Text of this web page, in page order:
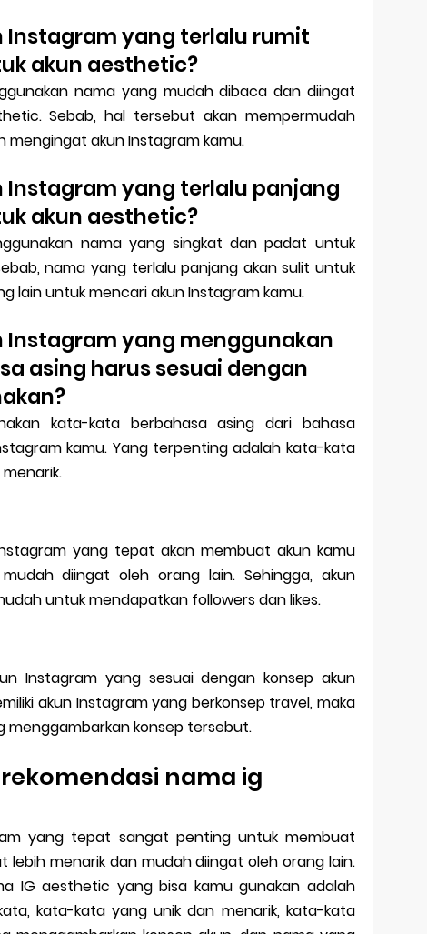
Instagram yang terlalu rumit
akun aesthetic?
nama yang mudah dibaca dan diingat
Sebab, hal tersebut akan mempermudah
mengingat akun Instagram kamu.
Instagram yang terlalu panjang
akun aesthetic?
nama yang singkat dan padat untuk
nama yang terlalu panjang akan sulit untuk
lain untuk mencari akun Instagram kamu.
Instagram yang menggunakan
asing harus sesuai dengan
kata-kata berbahasa asing dari bahasa
kamu. Yang terpenting adalah kata-kata
yang tepat akan membuat akun kamu
diingat oleh orang lain. Sehingga, akun
untuk mendapatkan followers dan likes.
Instagram yang sesuai dengan konsep akun
akun Instagram yang berkonsep travel, maka
menggambarkan konsep tersebut.
nama ig
yang tepat sangat penting untuk membuat
lebih menarik dan mudah diingat oleh orang lain.
IG aesthetic yang bisa kamu gunakan adalah
kata-kata yang unik dan menarik, kata-kata